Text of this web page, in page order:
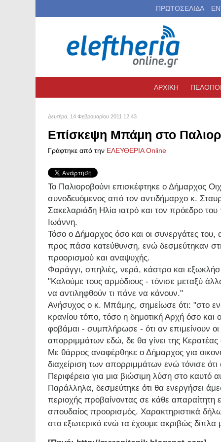
ΠΡΩΤΟΣΕΛΙΔΑ
ΑΡΧΙΚΗ
Δευτέρα, 14 Φεβρουαρίου 2011 12:43
Επίσκεψη Μπάμη στο
Γράφτηκε από την ΕΛΕΥΘΕΡΙΑ Online
Το Παλιοροβούνι επισκέφτηκε ο Δήμαρχος
συνοδευόμενος από τον αντιδήμαρχο κ.
Σακελαριάδη Ηλία ιατρό και τον πρόεδρο
Ιωάννη.
Τόσο ο Δήμαρχος όσο και οι συνεργάτες
προς πάσα κατεύθυνση, ενώ δεσμεύτηκαν
προορισμού και αναψυχής.
Φαράγγι, σπηλιές, νερά, κάστρο και
"Καλούμε τους αρμόδιους - τόνισε μεταξύ
να αντιληφθούν τι πάνε να κάνουν."
Ανήσυχος ο κ. Μπάμης, σημείωσε ότι: "στο
κρανίου τόπο, τόσο η δημοτική Αρχή όσο
φοβάμαι - συμπλήρωσε - ότι αν επιμείνουν
απορριμμάτων εδώ, δε θα γίνει της
Με θάρρος αναφέρθηκε ο Δήμαρχος για
διαχείριση των απορριμμάτων ενώ τόνισε
Περιφέρεια για μια βιώσιμη λύση στο καυτό
Παράλληλα, δεσμεύτηκε ότι θα ενεργήσει
περιοχής προβαίνοντας σε κάθε απαραίτητη
σπουδαίος προορισμός. Χαρακτηριστικά
στο εξωτερικό ενώ τα έχουμε ακριβώς δίπλα